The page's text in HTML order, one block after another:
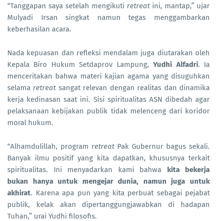
“Tanggapan saya setelah mengikuti retreat ini, mantap,” ujar
Mulyadi Irsan singkat namun tegas menggambarkan
keberhasilan acara.
Nada kepuasan dan refleksi mendalam juga diutarakan oleh
Kepala Biro Hukum Setdaprov Lampung,Yudhi Alfadri. Ia
menceritakan bahwa materi kajian agama yang disuguhkan
selama retreat sangat relevan dengan realitas dan dinamika
kerja kedinasan saat ini. Sisi spiritualitas ASN dibedah agar
pelaksanaan kebijakan publik tidak melenceng dari koridor
moral hukum.
“Alhamdulillah, program retreat Pak Gubernur bagus sekali.
Banyak ilmu positif yang kita dapatkan, khususnya terkait
spiritualitas. Ini menyadarkan kami bahwa kita bekerja
bukan hanya untuk mengejar dunia, namun juga untuk
akhirat. Karena apa pun yang kita perbuat sebagai pejabat
publik, kelak akan dipertanggungjawabkan di hadapan
Tuhan,” urai Yudhi filosofis.